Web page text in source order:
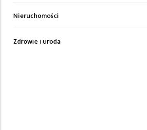
Nieruchomości
Zdrowie i uroda